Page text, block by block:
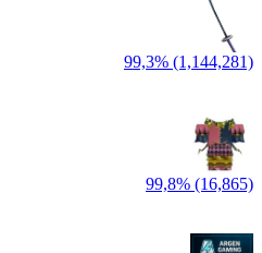
99,3% (1,144,281)
99,8% (16,865)